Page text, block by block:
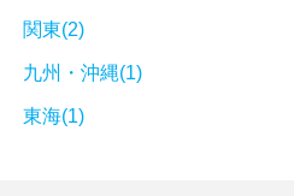
関東(2)
九州・沖縄(1)
東海(1)